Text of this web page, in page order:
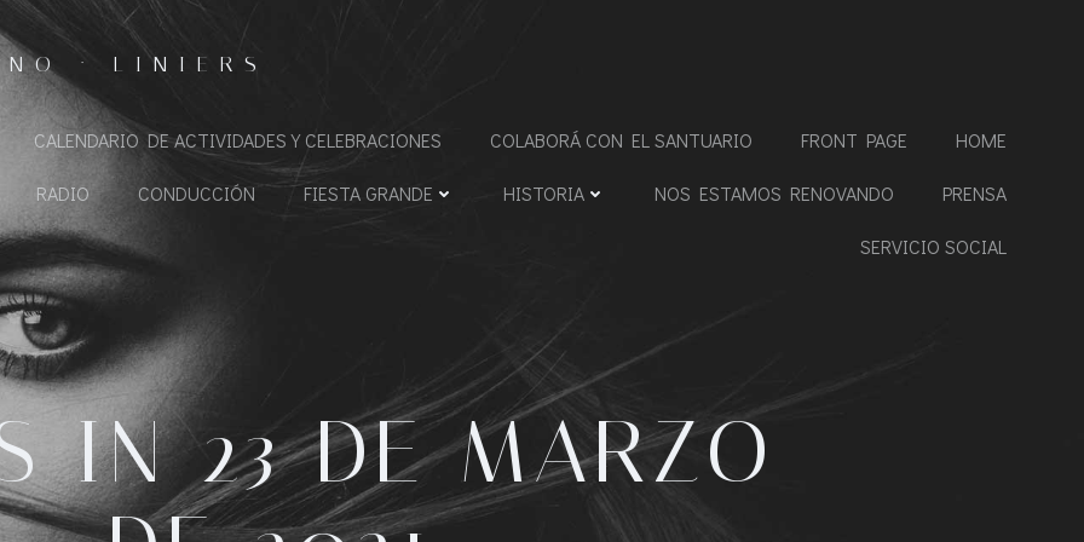
· LINIERS
CALENDARIO DE ACTIVIDADES Y CELEBRACIONES COLABORÁ CON EL SANTUARIO FRONT PAGE HOME
RADIO CONDUCCIÓN FIESTA GRANDE HISTORIA NOS ESTAMOS RENOVANDO PRENSA
SERVICIO SOCIAL
IN 23 DE MARZO